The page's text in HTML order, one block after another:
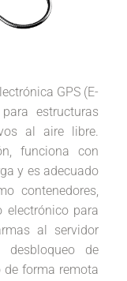
GPS (E-
estructuras
al aire libre.
funciona con
y es adecuado
contenedores,
electrónico para
al servidor
de
de forma remota